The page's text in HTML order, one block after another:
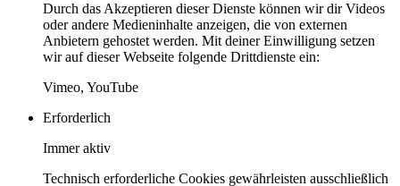
Durch das Akzeptieren dieser Dienste können wir dir Videos
oder andere Medieninhalte anzeigen, die von externen
Anbietern gehostet werden. Mit deiner Einwilligung setzen
wir auf dieser Webseite folgende Drittdienste ein:
Vimeo, YouTube
Erforderlich
Immer aktiv
Technisch erforderliche Cookies gewährleisten ausschließlich